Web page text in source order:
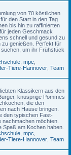
von 70 köstlichen
den Start in den Tag
bis hin zu raffinierten
jeden Geschmack
schnell und gesund zu
genießen. Perfekt für
um ihr Frühstück
mpc
Tiere-Hannover Team
Klassikern aus den
knusprige Pommes
die den
nach Hause bringen.
den typischen Fast-
möchten.
am Kochen haben.
mpc
Tiere-Hannover Team